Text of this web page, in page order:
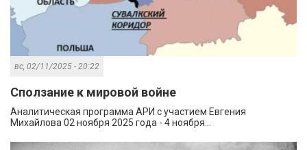
вс, 02/11/2025 - 20:22
Сползание к мировой войне
Аналитическая программа АРИ с участием Евгения
Михайлова 02 ноября 2025 года - 4 ноября...